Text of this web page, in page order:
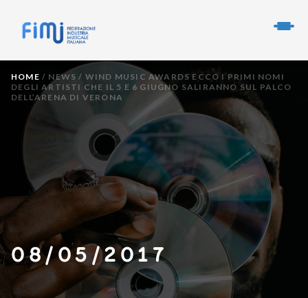
HOME / NEWS / WIND MUSIC AWARDS ECCO I PRIMI NOMI
DEGLI ARTISTI CHE IL 5 E 6 GIUGNO SALIRANNO SUL PALCO
DELL’ARENA DI VERONA
08/05/2017